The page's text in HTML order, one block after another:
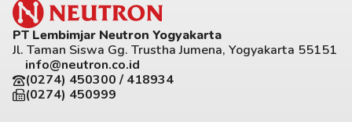
PT Lembimjar Neutron Yogyakarta
Jl. Taman Siswa Gg. Trustha Jumena, Yogyakarta 55151
info@neutron.co.id
(0274) 450300 / 418934
(0274) 450999